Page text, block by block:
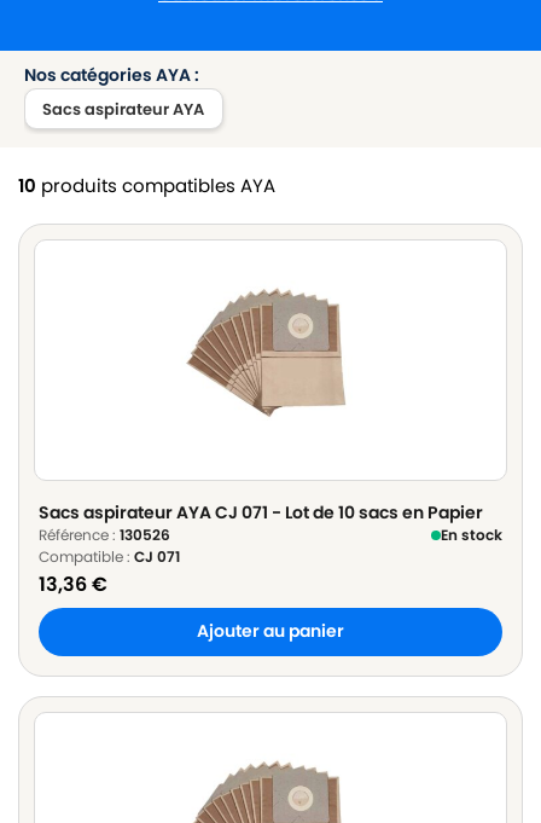
Nos catégories AYA :
Sacs aspirateur AYA
10 produits compatibles AYA
Sacs aspirateur AYA CJ 071 - Lot de 10 sacs en Papier
Référence : 130526
En stock
Compatible : CJ 071
13,36€
Ajouter au panier